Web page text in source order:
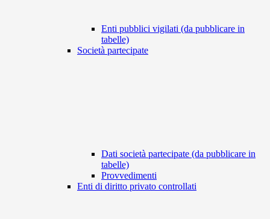
Enti pubblici vigilati (da pubblicare in
tabelle)
Società partecipate
Dati società partecipate (da pubblicare in
tabelle)
Provvedimenti
Enti di diritto privato controllati